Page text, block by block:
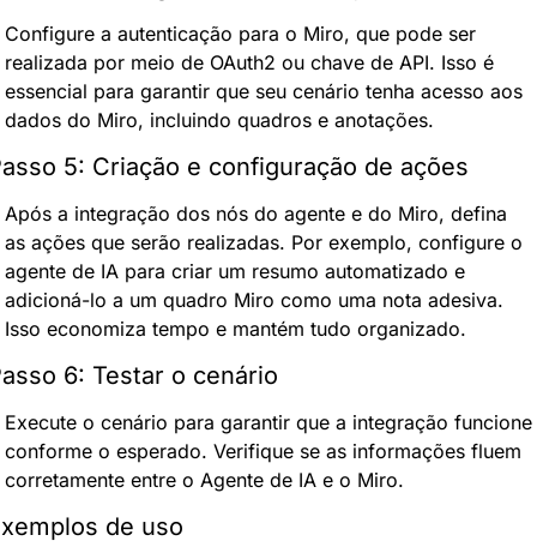
Configure a autenticação para o Miro, que pode ser
realizada por meio de OAuth2 ou chave de API. Isso é
essencial para garantir que seu cenário tenha acesso aos
dados do Miro, incluindo quadros e anotações.
5: Criação e configuração de ações
Após a integração dos nós do agente e do Miro, defina
as ações que serão realizadas. Por exemplo, configure o
agente de IA para criar um resumo automatizado e
adicioná-lo a um quadro Miro como uma nota adesiva.
Isso economiza tempo e mantém tudo organizado.
6: Testar o cenário
Execute o cenário para garantir que a integração funcione
conforme o esperado. Verifique se as informações fluem
corretamente entre o Agente de IA e o Miro.
de uso